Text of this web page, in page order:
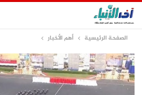
الصفحة الرئيسية أهم الأخبار